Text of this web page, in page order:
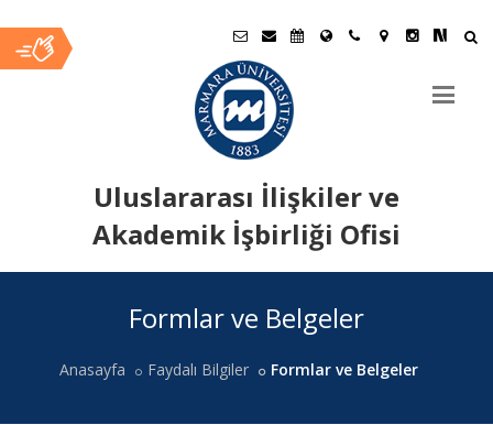
Uluslararası İlişkiler ve
Akademik İşbirliği Ofisi
Formlar ve Belgeler
Anasayfa Faydalı Bilgiler Formlar ve Belgeler